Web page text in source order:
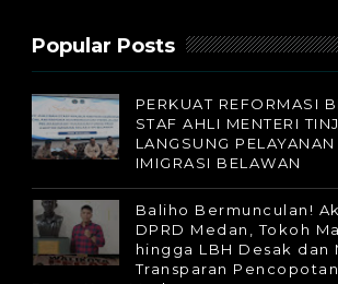
Popular Posts
PERKUAT REFORMASI
STAF AHLI MENTERI
LANGSUNG
IMIGRASI BELAWAN
Baliho Bermunculan!
DPRD Medan, Tokoh
hingga LBH Desak dan
Transparan